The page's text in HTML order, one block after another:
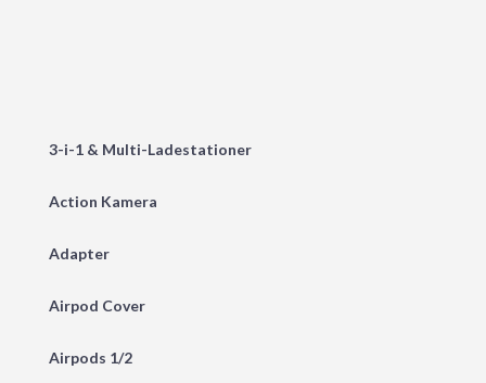
3-i-1 & Multi-Ladestationer
Action Kamera
Adapter
Airpod Cover
Airpods 1/2